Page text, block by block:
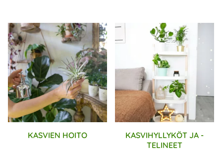
KASVIEN HOITO
KASVIHYLLYKÖT JA -
TELINEET